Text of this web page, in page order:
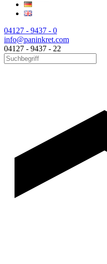
04127 - 9437 - 0
info@paninkret.com
04127 - 9437 - 22